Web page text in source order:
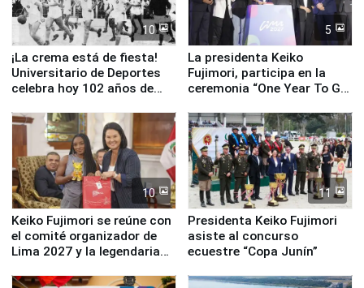
10
¡La crema está de fiesta!
Universitario de Deportes
celebra hoy 102 años de
5
La presidenta Keiko
Fujimori, participa en la
ceremonia “One Year To Go
10
Keiko Fujimori se reúne con
el comité organizador de
Lima 2027 y la legendaria
11
Presidenta Keiko Fujimori
asiste al concurso
ecuestre “Copa Junín”